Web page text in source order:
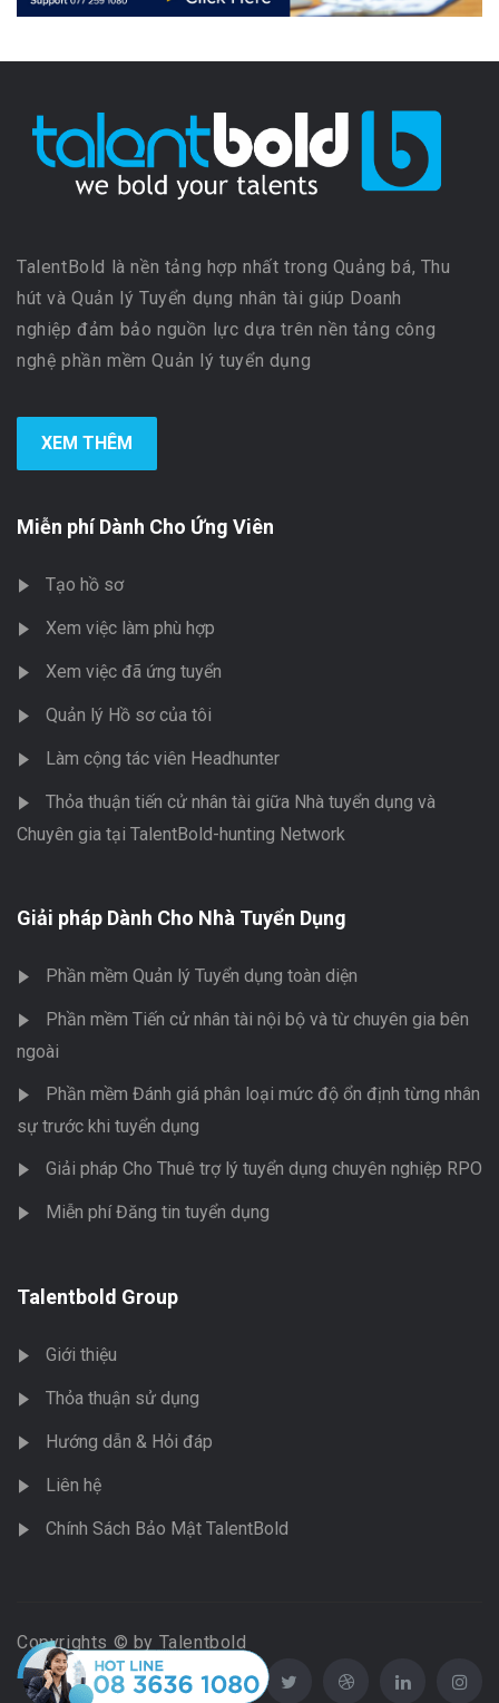
TalentBold là nền tảng hợp nhất trong Quảng bá, Thu
hút và Quản lý Tuyển dụng nhân tài giúp Doanh
nghiệp đảm bảo nguồn lực dựa trên nền tảng công
nghệ phần mềm Quản lý tuyển dụng
XEM THÊM
Miễn phí Dành Cho Ứng Viên
Tạo hồ sơ
Xem việc làm phù hợp
Xem việc đã ứng tuyển
Quản lý Hồ sơ của tôi
Làm cộng tác viên Headhunter
Thỏa thuận tiến cử nhân tài giữa Nhà tuyển dụng và
Chuyên gia tại TalentBold-hunting Network
Giải pháp Dành Cho Nhà Tuyển Dụng
Phần mềm Quản lý Tuyển dụng toàn diện
Phần mềm Tiến cử nhân tài nội bộ và từ chuyên gia bên
ngoài
Phần mềm Đánh giá phân loại mức độ ổn định từng nhân
sự trước khi tuyển dụng
Giải pháp Cho Thuê trợ lý tuyển dụng chuyên nghiệp RPO
Miễn phí Đăng tin tuyển dụng
Talentbold Group
Giới thiệu
Thỏa thuận sử dụng
Hướng dẫn & Hỏi đáp
Liên hệ
Chính Sách Bảo Mật TalentBold
Copyrights © by Talentbold